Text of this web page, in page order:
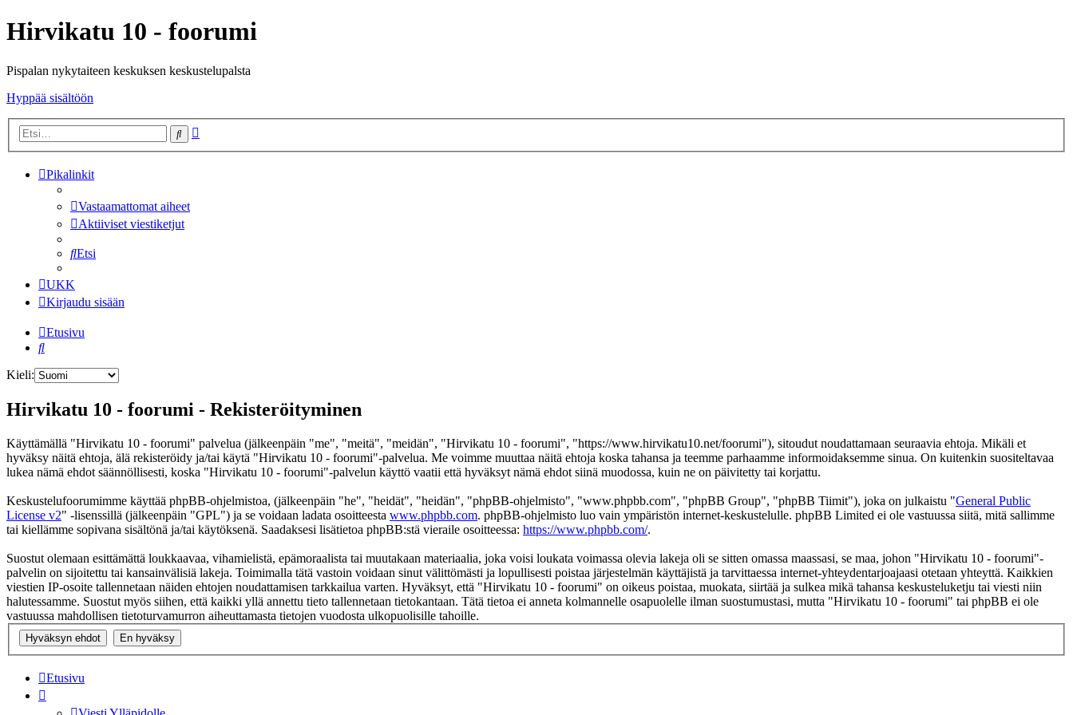
Hirvikatu 10 - foorumi
Pispalan nykytaiteen keskuksen keskustelupalsta
Hyppää sisältöön
Etsi
Pikalinkit
Vastaamattomat aiheet
Aktiiviset viestiketjut
Etsi
UKK
Kirjaudu sisään
Etusivu
Etsi
Kieli:
Hirvikatu 10 - foorumi - Rekisteröityminen
Käyttämällä "Hirvikatu 10 - foorumi" palvelua (jälkeenpäin "me", "meitä", "meidän", "Hirvikatu 10 - foorumi", "https://www.hirvikatu10.net/foorumi"), sitoudut noudattamaan seuraavia ehtoja. Mikäli et
hyväksy näitä ehtoja, älä rekisteröidy ja/tai käytä "Hirvikatu 10 - foorumi"-palvelua. Me voimme muuttaa näitä ehtoja koska tahansa ja teemme parhaamme informoidaksemme sinua. On kuitenkin suositeltavaa
lukea nämä ehdot säännöllisesti, koska "Hirvikatu 10 - foorumi"-palvelun käyttö vaatii että hyväksyt nämä ehdot siinä muodossa, kuin ne on päivitetty tai korjattu.
Keskustelufoorumimme käyttää phpBB-ohjelmistoa, (jälkeenpäin "he", "heidät", "heidän", "phpBB-ohjelmisto", "www.phpbb.com", "phpBB Group", "phpBB Tiimit"), joka on julkaistu "General Public
License v2" -lisenssillä (jälkeenpäin "GPL") ja se voidaan ladata osoitteesta www.phpbb.com. phpBB-ohjelmisto luo vain ympäristön internet-keskustelulle. phpBB Limited ei ole vastuussa siitä, mitä sallimme
tai kiellämme sopivana sisältönä ja/tai käytöksenä. Saadaksesi lisätietoa phpBB:stä vieraile osoitteessa: https://www.phpbb.com/.
Suostut olemaan esittämättä loukkaavaa, vihamielistä, epämoraalista tai muutakaan materiaalia, joka voisi loukata voimassa olevia lakeja oli se sitten omassa maassasi, se maa, johon "Hirvikatu 10 - foorumi"-
palvelin on sijoitettu tai kansainvälisiä lakeja. Toimimalla tätä vastoin voidaan sinut välittömästi ja lopullisesti poistaa järjestelmän käyttäjistä ja tarvittaessa internet-yhteydentarjoajaasi otetaan yhteyttä. Kaikkien
viestien IP-osoite tallennetaan näiden ehtojen noudattamisen tarkkailua varten. Hyväksyt, että "Hirvikatu 10 - foorumi" on oikeus poistaa, muokata, siirtää ja sulkea mikä tahansa keskusteluketju tai viesti niin
halutessamme. Suostut myös siihen, että kaikki yllä annettu tieto tallennetaan tietokantaan. Tätä tietoa ei anneta kolmannelle osapuolelle ilman suostumustasi, mutta "Hirvikatu 10 - foorumi" tai phpBB ei ole
vastuussa mahdollisen tietoturvamurron aiheuttamasta tietojen vuodosta ulkopuolisille tahoille.
Etusivu